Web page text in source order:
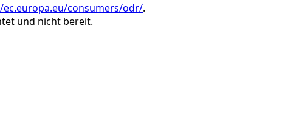
consumers/odr/.
und nicht bereit.